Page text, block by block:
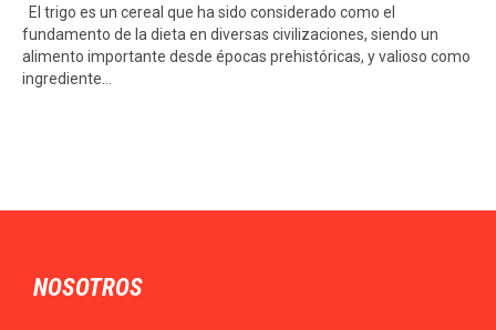
El trigo es un cereal que ha sido considerado como el
fundamento de la dieta en diversas civilizaciones, siendo un
alimento importante desde épocas prehistóricas, y valioso como
ingrediente…
NOSOTROS